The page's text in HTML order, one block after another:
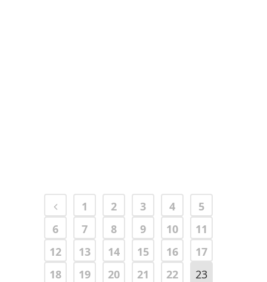
1 2 3 4
5
6
7 8 9 10
11
12
13 14 15 16
17
18
19 20 21 22
23